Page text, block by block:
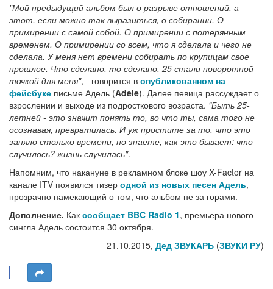
"Мой предыдущий альбом был о разрыве отношений, а
этот, если можно так выразиться, о собирании. О
примирении с самой собой. О примирении с потерянным
временем. О примирении со всем, что я сделала и чего не
сделала. У меня нет времени собирать по крупицам свое
прошлое. Что сделано, то сделано. 25 стали поворотной
точкой для меня", - говорится в опубликованном на
фейсбуке письме Адель (Adele). Далее певица рассуждает о
взрослении и выходе из подросткового возраста. "Быть 25-
летней - это значит понять то, во что ты, сама того не
осознавая, превратилась. И уж простите за то, что это
заняло столько времени, но знаете, как это бывает: что
случилось? жизнь случилась".
Напомним, что накануне в рекламном блоке шоу X-Factor на
канале ITV появился тизер одной из новых песен Адель,
прозрачно намекающий о том, что альбом не за горами.
Дополнение. Как сообщает BBC Radio 1, премьера нового
сингла Адель состоится 30 октября.
21.10.2015, Дед ЗВУКАРЬ (ЗВУКИ РУ)